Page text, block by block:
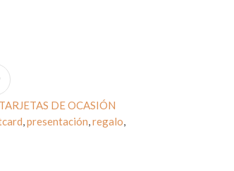
TARJETAS DE OCASIÓN
,presentación,regalo,